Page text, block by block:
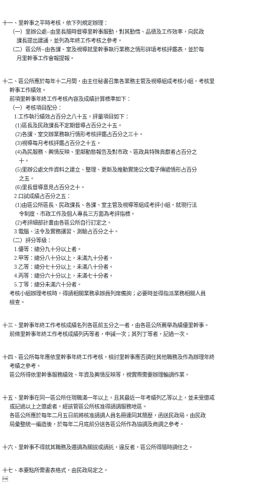
十一、里幹事之平時考核，依下列規定辦理：
      （一）里辦公處--由里長隨時督導里幹事服勤，對其勤惰、品德及工作效率，向民政
            課長提出建議，並列為年終工作考核之參考。
      （二）區公所--由各課、室及視導就里幹事執行業務之情形詳填考核評鑑表，並於每
十二、區公所應於每年十二月間，由主任秘書召集各業務主管及視導組成考核小組，考核里
      幹事工作績效。
      前項里幹事年終工作考核內容及成績計算標準如下：
      （一）考核項目配分：
          1.工作執行績效占百分之八十五，評量項目如下：
           (1)區長及民政課長不定期督導占百分之十五。
           (2)各課、室交辦業務執行情形考核評鑑占百分之三十。
           (3)視導每月考核評鑑占百分之十五。
           (4)為民服務、輿情反映、里鄰動態報告及對市政、區政具特殊貢獻者占百分之
              十。
           (5)里辦公處文件資料之建立、整理、更新及推動實施公文電子傳遞情形占百分
              之五。
           (6)里長督導意見占百分之十。
          2.口試成績占百分之五：
           (1)由區公所區長、民政課長、各課、室主管及視導等組成考評小組，就現行法
              令制度、市政工作及個人專長三方面為考評指標。
           (2)考評細部計畫由各區公所自行訂定之。
          3.電腦、法令及實務講習、測驗占百分之十。
      （二）評分等級：
          1.優等：總分九十分以上者。
          2.甲等：總分八十分以上，未滿九十分者。
          3.乙等：總分七十分以上，未滿八十分者。
          4.丙等：總分六十分以上，未滿七十分者。
          5.丁等：總分未滿六十分者。
      考核小組辦理考核時，得請相關業務承辦員列席備詢；必要時並得指派業務相關人員
十三、里幹事年終工作考核成績名列各區前五分之一者，由各區公所薦舉為績優里幹事。
十四、區公所每年應依里幹事年終工作考核，檢討里幹事應否調任其他職務及作為辦理年終
      考績之參考。
十五、里幹事在同一區公所任現職滿一年以上，且其最近一年考績列乙等以上，並未受懲戒
      或記過以上之懲處者，經該管區公所核准得請調服務地區。
      各區公所應於每年二月五日前將核准請調人員名冊連同其簡歷，函送民政局。由民政
十七、本要點所需書表格式，由民政局定之。